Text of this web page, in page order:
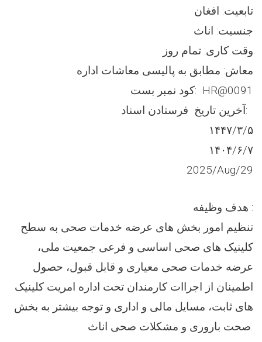
تابعیت: افغان
جنسیت: اناث
وقت کاری: تمام روز
معاش: مطابق به پالیسی معاشات اداره
کود نمبر بست: HR@0091
آخرین تاریخ فرستادن اسناد:
١۴۴۷/۳/۵
۱۴۰۴/۶/۷
2025/Aug/29
هدف وظيفه :
تنظیم امور بخش های عرضه خدمات صحی به سطح
کلینیک های صحی اساسی و فرعی جمعیت ملی،
عرضه خدمات صحی معیاری و قابل قبول، حصول
اطمینان از اجراات کارمندان تحت اداره امریت کلینیک
های ثابت، مسایل مالی و اداری و توجه بیشتر به بخش
صحت باروری و مشکلات صحی اناث.